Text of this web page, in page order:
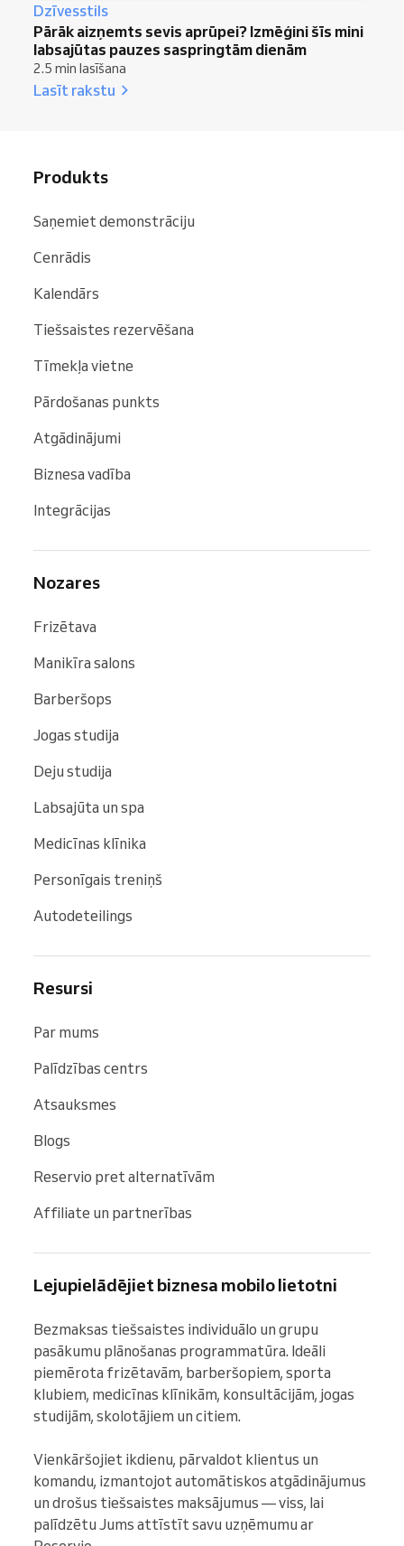
Dzīvesstils
Pārāk aizņemts sevis aprūpei? Izmēģini šīs mini
labsajūtas pauzes saspringtām dienām
2.5 min lasīšana
Lasīt rakstu
Produkts
Saņemiet demonstrāciju
Cenrādis
Kalendārs
Tiešsaistes rezervēšana
Tīmekļa vietne
Pārdošanas punkts
Atgādinājumi
Biznesa vadība
Integrācijas
Nozares
Frizētava
Manikīra salons
Barberšops
Jogas studija
Deju studija
Labsajūta un spa
Medicīnas klīnika
Personīgais treniņš
Autodeteilings
Resursi
Par mums
Palīdzības centrs
Atsauksmes
Blogs
Reservio pret alternatīvām
Affiliate un partnerības
Lejupielādējiet biznesa mobilo lietotni
Bezmaksas tiešsaistes individuālo un grupu
pasākumu plānošanas programmatūra. Ideāli
piemērota frizētavām, barberšopiem, sporta
klubiem, medicīnas klīnikām, konsultācijām, jogas
studijām, skolotājiem un citiem.
Vienkāršojiet ikdienu, pārvaldot klientus un
komandu, izmantojot automātiskos atgādinājumus
un drošus tiešsaistes maksājumus — viss, lai
palīdzētu Jums attīstīt savu uzņēmumu ar